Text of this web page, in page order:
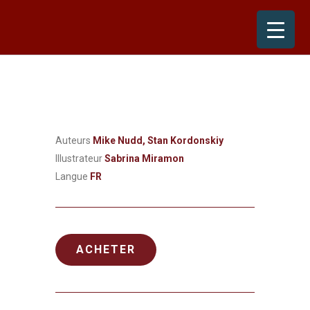
Auteurs Mike Nudd, Stan Kordonskiy
IllustrateurSabrina Miramon
Langue FR
ACHETER